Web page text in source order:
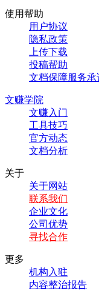
使用帮助
用户协议
隐私政策
上传下载
投稿帮助
文档保障服务承
文赚学院
文赚入门
工具技巧
官方动态
文档分析
关于
关于网站
联系我们
企业文化
公司优势
寻找合作
更多
机构入驻
内容整治报告